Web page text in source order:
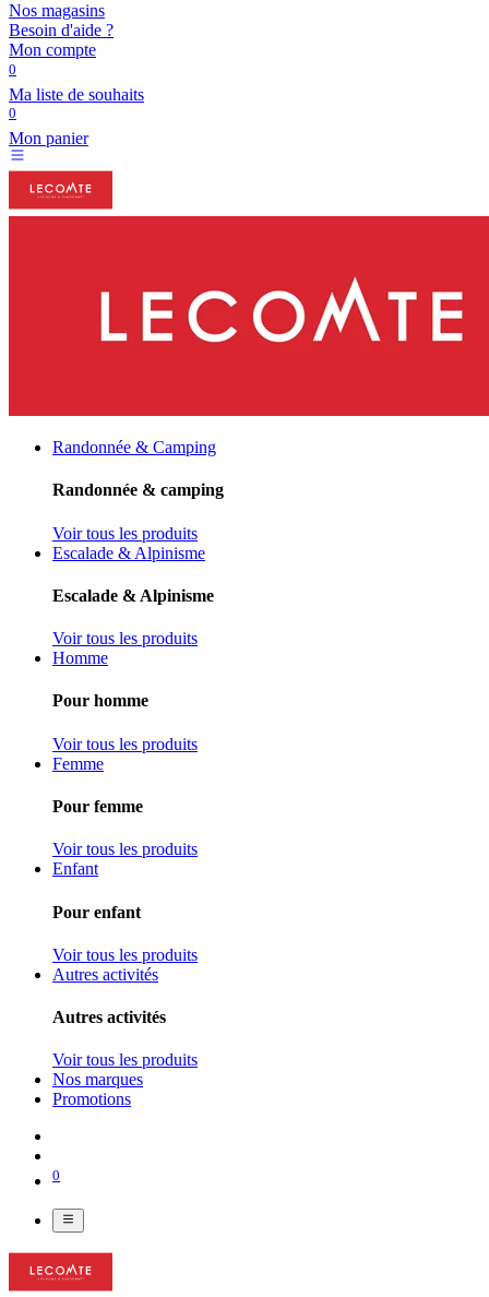
Nos magasins
Besoin d'aide ?
Mon compte
0
Ma liste de souhaits
0
Mon panier
Randonnée & Camping
Randonnée & camping
Voir tous les produits
Escalade & Alpinisme
Escalade & Alpinisme
Voir tous les produits
Homme
Pour homme
Voir tous les produits
Femme
Pour femme
Voir tous les produits
Enfant
Pour enfant
Voir tous les produits
Autres activités
Autres activités
Voir tous les produits
Nos marques
Promotions
0